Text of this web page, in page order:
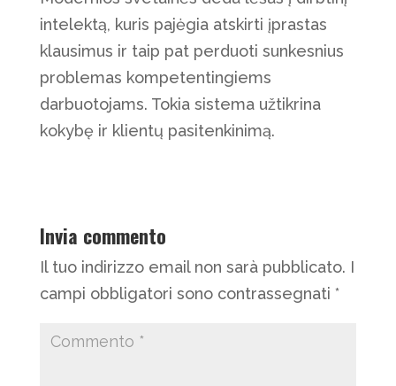
intelektą, kuris pajėgia atskirti įprastas
klausimus ir taip pat perduoti sunkesnius
problemas kompetentingiems
darbuotojams. Tokia sistema užtikrina
kokybę ir klientų pasitenkinimą.
Invia commento
Il tuo indirizzo email non sarà pubblicato. I
campi obbligatori sono contrassegnati *